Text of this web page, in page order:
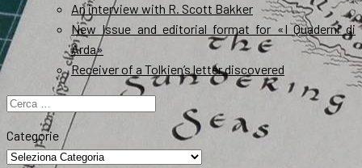
An interview with R. Scott Bakker
New Issue and editorial format for «I Quaderni di
Arda»
Receiver of a Tolkien’s letter discovered
Ricerca
Categorie